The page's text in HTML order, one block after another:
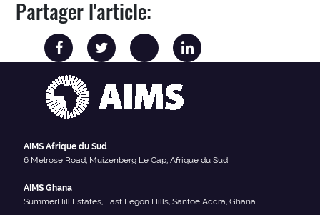
Partager l'article:
AIMS Afrique du Sud
6 Melrose Road, Muizenberg Le Cap, Afrique du Sud
AIMS Ghana
SummerHill Estates, East Legon Hills, Santoe Accra, Ghana